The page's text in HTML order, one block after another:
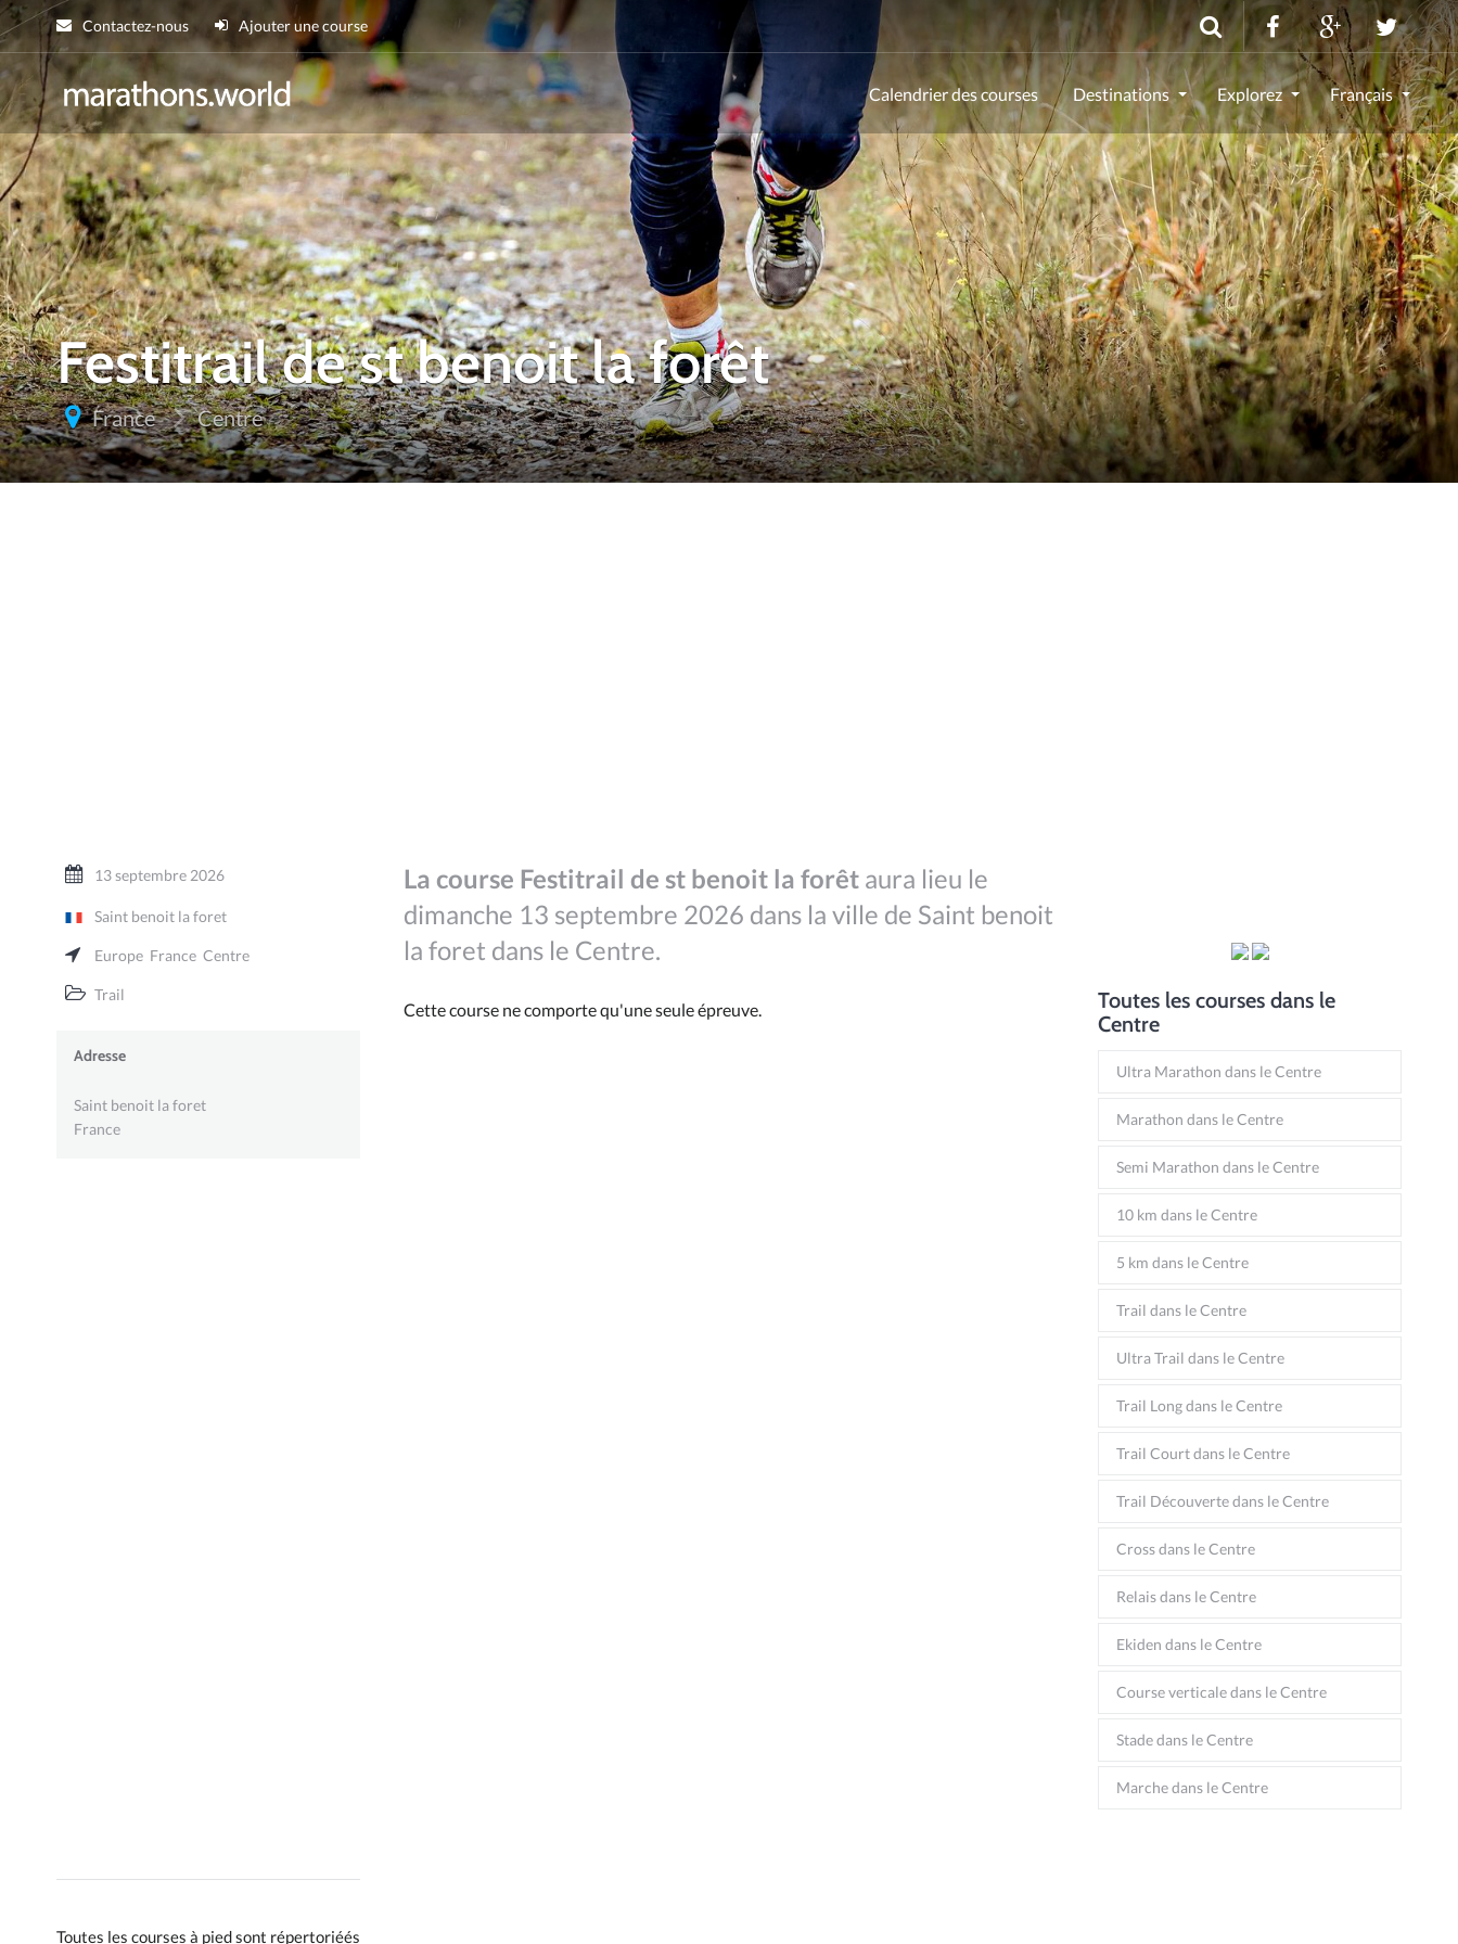
Contactez-nous Ajouter une course
marathons.world
Calendrier des courses Destinations Explorez Français
Festitrail de st benoit la forêt
France Centre
13 septembre 2026
Saint benoit la foret
Europe France Centre
Trail
Adresse
Saint benoit la foret
France
Toutes les courses à pied sont répertoriéés
La course Festitrail de st benoit la forêt aura lieu le
dimanche 13 septembre 2026 dans la ville de Saint benoit
la foret dans le Centre.
Cette course ne comporte qu'une seule épreuve.
Toutes les courses dans le
Centre
Ultra Marathon dans le Centre
Marathon dans le Centre
Semi Marathon dans le Centre
10 km dans le Centre
5 km dans le Centre
Trail dans le Centre
Ultra Trail dans le Centre
Trail Long dans le Centre
Trail Court dans le Centre
Trail Découverte dans le Centre
Cross dans le Centre
Relais dans le Centre
Ekiden dans le Centre
Course verticale dans le Centre
Stade dans le Centre
Marche dans le Centre